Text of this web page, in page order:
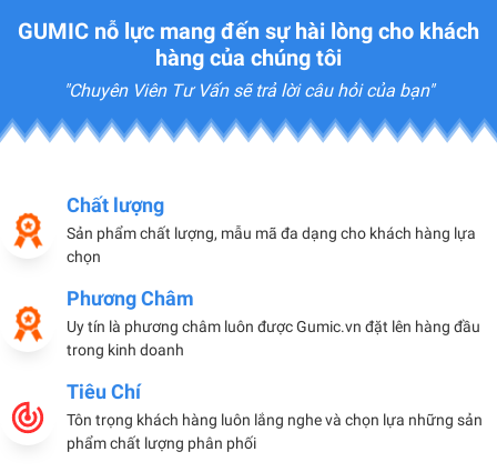
GUMIC nỗ lực mang đến sự hài lòng cho khách
hàng của chúng tôi
"Chuyên Viên Tư Vấn sẽ trả lời câu hỏi của bạn"
Chất lượng
Sản phẩm chất lượng, mẫu mã đa dạng cho khách hàng lựa
chọn
Phương Châm
Uy tín là phương châm luôn được Gumic.vn đặt lên hàng đầu
trong kinh doanh
Tiêu Chí
Tôn trọng khách hàng luôn lắng nghe và chọn lựa những sản
phẩm chất lượng phân phối